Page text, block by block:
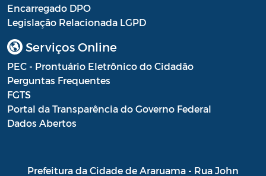
Encarregado DPO
Legislação Relacionada LGPD
Serviços Online
PEC - Prontuário Eletrônico do Cidadão
Perguntas Frequentes
FGTS
Portal da Transparência do Governo Federal
Dados Abertos
Prefeitura da Cidade de Araruama - Rua John